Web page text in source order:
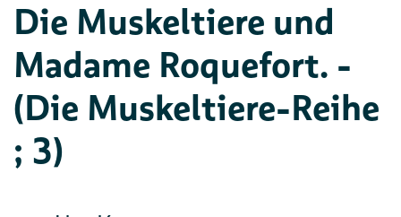
Die Muskeltiere und
Madame Roquefort. -
(Die Muskeltiere-Reihe
; 3)